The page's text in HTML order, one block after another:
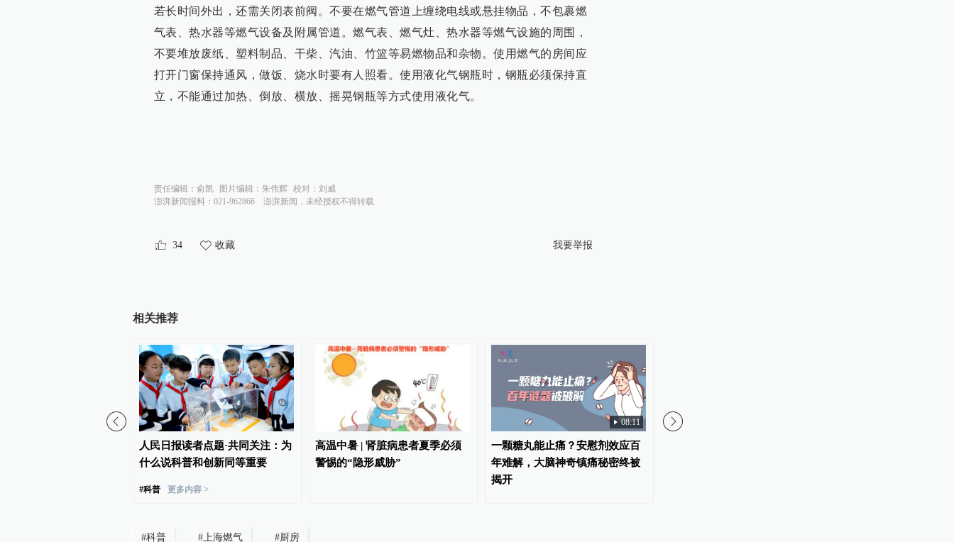
若长时间外出，还需关闭表前阀。不要在燃气管道上缠绕电线或悬挂物品，不包裹燃
气表、热水器等燃气设备及附属管道。燃气表、燃气灶、热水器等燃气设施的周围，
不要堆放废纸、塑料制品、干柴、汽油、竹篮等易燃物品和杂物。使用燃气的房间应
打开门窗保持通风，做饭、烧水时要有人照看。使用液化气钢瓶时，钢瓶必须保持直
立，不能通过加热、倒放、横放、摇晃钢瓶等方式使用液化气。
责任编辑： 俞凯 图片编辑： 朱伟辉 校对： 刘威
澎湃新闻报料：021-962866
澎湃新闻，未经授权不得转载
34 收藏 我要举报
相关推荐
人民日报读者点题·共同关注：为
什么说科普和创新同等重要
#科普 更多内容 >
高温中暑 | 肾脏病患者夏季必须
警惕的“隐形威胁”
08:11
一颗糖丸能止痛？安慰剂效应百
年难解，大脑神奇镇痛秘密终被
揭开
#科普 #上海燃气 #厨房